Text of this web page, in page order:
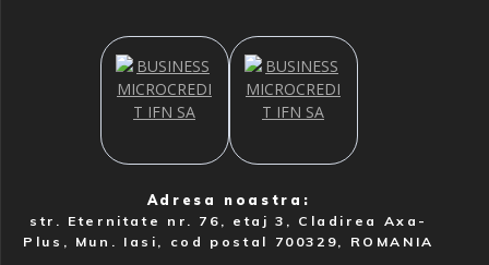
Adresa noastra:
str. Eternitate nr. 76, etaj 3, Cladirea Axa-
Plus, Mun. Iasi, cod postal 700329, ROMANIA